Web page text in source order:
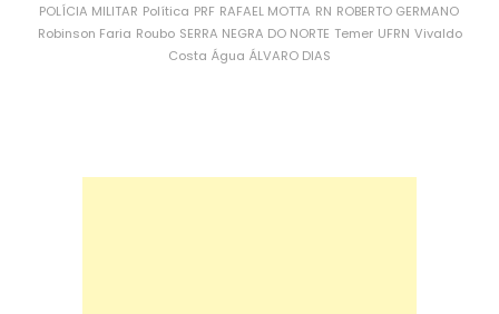
POLÍCIA MILITAR Política PRF RAFAEL MOTTA RN ROBERTO GERMANO
Robinson Faria Roubo SERRA NEGRA DO NORTE Temer UFRN Vivaldo
Costa Água ÁLVARO DIAS